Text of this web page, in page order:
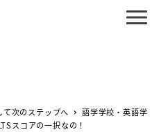
て次のステップへ
語学学校・英語学
スコアの一択なの！